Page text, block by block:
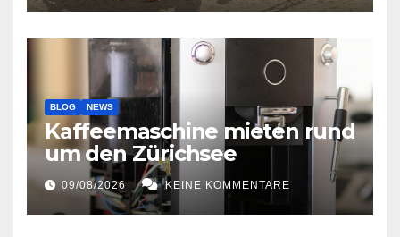
BLOG NEWS
Kaffeemaschine mieten rund
um den Zürichsee
09/08/2026 KEINE KOMMENTARE